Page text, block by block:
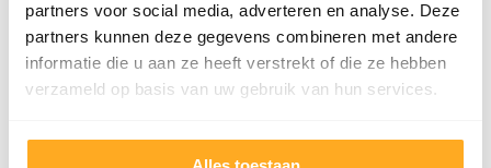
partners voor social media, adverteren en analyse. Deze
partners kunnen deze gegevens combineren met andere
informatie die u aan ze heeft verstrekt of die ze hebben
verzameld op basis van uw gebruik van hun services.